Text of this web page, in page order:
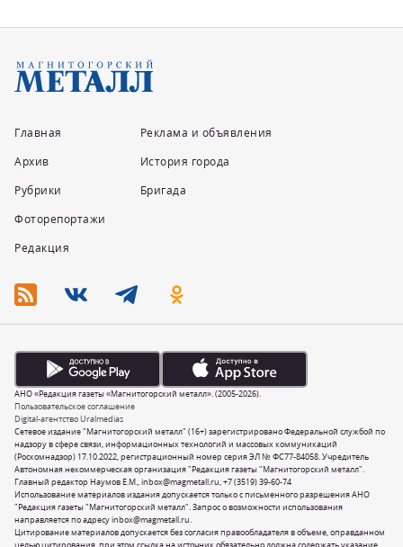
Главная
Архив
Рубрики
Фоторепортажи
Редакция
Реклама и объявления
История города
Бригада
Сетевое издание "Магнитогорский металл" (16+) зарегистрировано Федеральной службой по
надзору в сфере связи, информационных технологий и массовых коммуникаций
(Роскомнадзор) 17.10.2022, регистрационный номер серия ЭЛ № ФС77-84058. Учредитель
Автономная некоммерческая организация "Редакция газеты "Магнитогорский металл".
Главный редактор Наумов Е.М.,inbox@magmetall.ru,+7 (3519) 39-60-74
Использование материалов издания допускается только с письменного разрешения АНО
"Редакция газеты "Магнитогорский металл". Запрос о возможности использования
направляется по адресуinbox@magmetall.ru.
Цитирование материалов допускается без согласия правообладателя в объеме, оправданном
Пользовательское соглашение
Digital-агентство Uralmedias
АНО «Редакция газеты «Магнитогорский металл». (2005-2026).